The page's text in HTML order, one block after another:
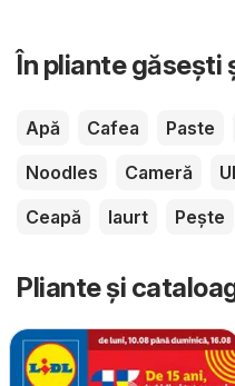
În pliante găsești
Apă Cafea Paste
Noodles
Cameră
Ceapă
Iaurt Pește
Pliante și